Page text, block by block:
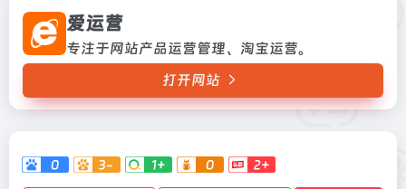
爱运营
专注于网站产品运营管理、淘宝运营。
打开网站
0 3- 1+ 0 2+